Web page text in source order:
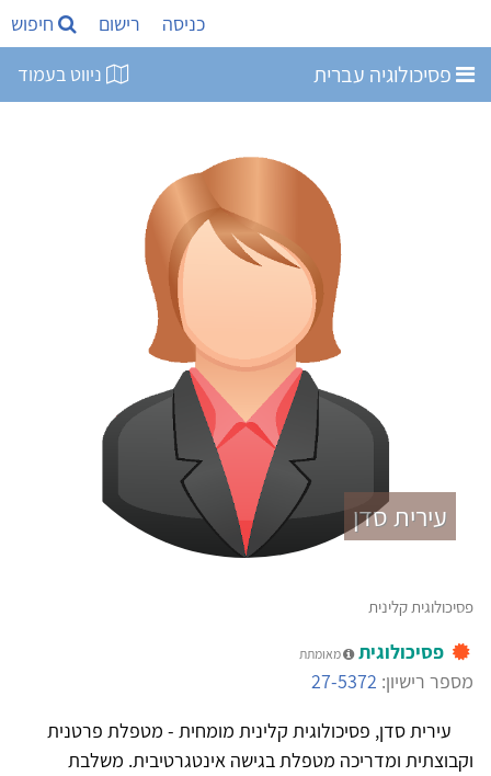
כניסה רישום חיפוש
פסיכולוגיה עברית ניווט בעמוד
עירית סדן
פסיכולוגית קלינית
פסיכולוגית מאומתת
מספר רישיון: 27-5372
עירית סדן, פסיכולוגית קלינית מומחית - מטפלת פרטנית
וקבוצתית ומדריכה מטפלת בגישה אינטגרטיבית. משלבת